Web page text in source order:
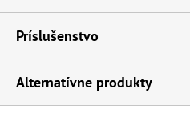
Príslušenstvo
Alternatívne produkty